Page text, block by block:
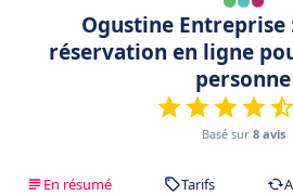
Ogustine Entreprise
réservation en ligne
personne
Basé sur 8 avis
En résumé Tarifs